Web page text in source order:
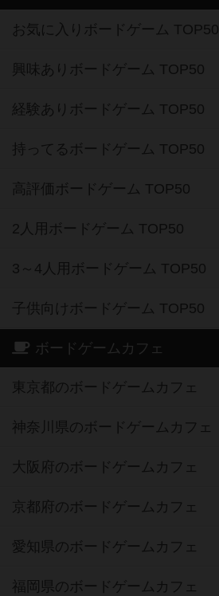
お気に入りボードゲーム TOP50
興味ありボードゲーム TOP50
経験ありボードゲーム TOP50
持ってるボードゲーム TOP50
高評価ボードゲーム TOP50
2人用ボードゲーム TOP50
3～4人用ボードゲーム TOP50
子供向けボードゲーム TOP50
ボードゲームカフェ
東京都のボードゲームカフェ
神奈川県のボードゲームカフェ
大阪府のボードゲームカフェ
京都府のボードゲームカフェ
愛知県のボードゲームカフェ
福岡県のボードゲームカフェ